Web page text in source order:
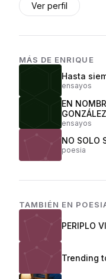
Ver perfil
MÁS DE ENRIQUE
Hasta
ensayos
EN
ensayos
NO SOLO
poesia
TAMBIÉN EN
Trending